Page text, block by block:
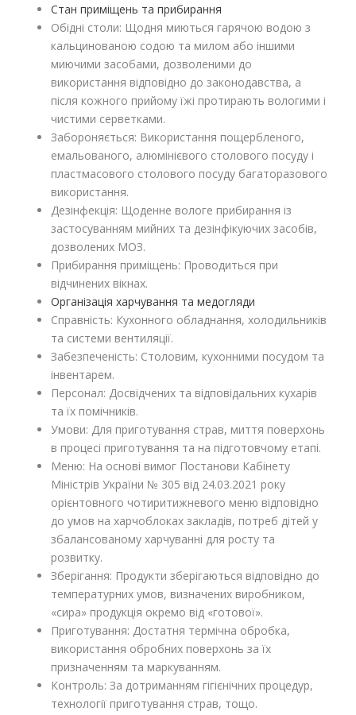
Стан приміщень та прибирання
Обідні столи: Щодня миються гарячою водою з
кальцинованою содою та милом або іншими
миючими засобами, дозволеними до
використання відповідно до законодавства, а
після кожного прийому їжі протирають вологими і
чистими серветками.
Забороняється: Використання пощербленого,
емальованого, алюмінієвого столового посуду і
пластмасового столового посуду багаторазового
використання.
Дезінфекція: Щоденне вологе прибирання із
застосуванням мийних та дезінфікуючих засобів,
дозволених МОЗ.
Прибирання приміщень: Проводиться при
відчинених вікнах.
Організація харчування та медогляди
Справність: Кухонного обладнання, холодильників
та системи вентиляції.
Забезпеченість: Столовим, кухонними посудом та
інвентарем.
Персонал: Досвідчених та відповідальних кухарів
та їх помічників.
Умови: Для приготування страв, миття поверхонь
в процесі приготування та на підготовчому етапі.
Меню: На основі вимог Постанови Кабінету
Міністрів України № 305 від 24.03.2021 року
орієнтовного чотиритижневого меню відповідно
до умов на харчоблоках закладів, потреб дітей у
збалансованому харчуванні для росту та
розвитку.
Зберігання: Продукти зберігаються відповідно до
температурних умов, визначених виробником,
«сира» продукція окремо від «готової».
Приготування: Достатня термічна обробка,
використання обробних поверхонь за їх
призначенням та маркуванням.
Контроль: За дотриманням гігієнічних процедур,
технології приготування страв, тощо.